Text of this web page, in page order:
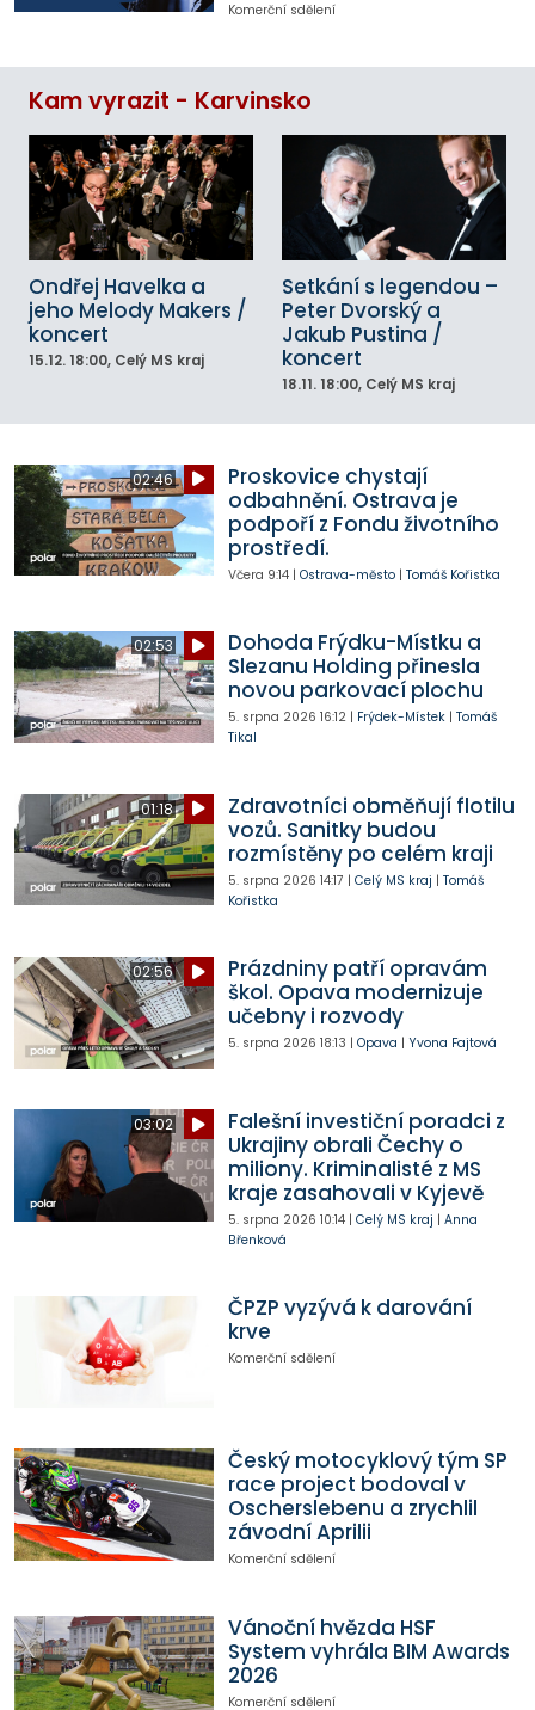
Komerční sdělení
Kam vyrazit - Karvinsko
Ondřej Havelka a
jeho Melody Makers /
koncert
15.12. 18:00, Celý MS kraj
Setkání s legendou –
Peter Dvorský a
Jakub Pustina /
koncert
18.11. 18:00, Celý MS kraj
02:46
Proskovice chystají
odbahnění. Ostrava je
podpoří z Fondu životního
prostředí.
Včera 9:14| Ostrava-město| Tomáš Kořistka
02:53
Dohoda Frýdku-Místku a
Slezanu Holding přinesla
novou parkovací plochu
5. srpna 2026 16:12| Frýdek-Místek| Tomáš
Tikal
01:18
Zdravotníci obměňují flotilu
vozů. Sanitky budou
rozmístěny po celém kraji
5. srpna 2026 14:17 | Celý MS kraj | Tomáš
Kořistka
02:56
Prázdniny patří opravám
škol. Opava modernizuje
učebny i rozvody
5. srpna 2026 18:13 | Opava | Yvona Fajtová
03:02
Falešní investiční poradci z
Ukrajiny obrali Čechy o
miliony. Kriminalisté z MS
kraje zasahovali v Kyjevě
5. srpna 2026 10:14| Celý MS kraj | Anna
Břenková
ČPZP vyzývá k darování
krve
Komerční sdělení
Český motocyklový tým SP
race project bodoval v
Oscherslebenu a zrychlil
závodní Aprilii
Komerční sdělení
Vánoční hvězda HSF
System vyhrála BIM Awards
2026
Komerční sdělení